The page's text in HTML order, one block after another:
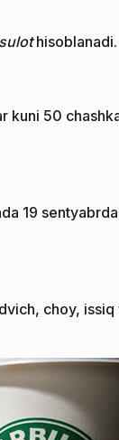
hisoblanadi.
kuni 50
19
choy,